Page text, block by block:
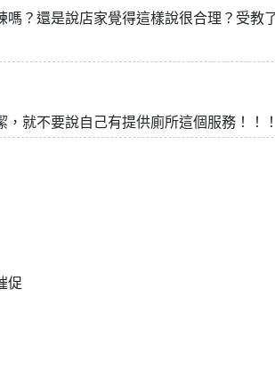
？還是說店家覺得這樣說很合理？受教
就不要說自己有提供廁所這個服務！！！
促